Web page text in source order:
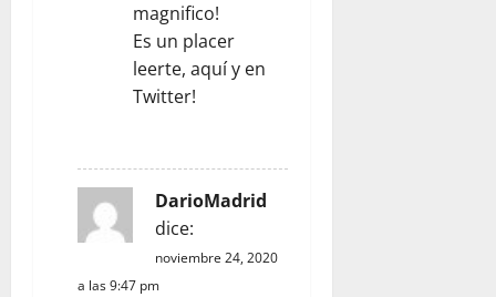
magnifico!
Es un placer
leerte, aquí y en
Twitter!
DarioMadrid
dice:
noviembre 24, 2020
a las 9:47 pm